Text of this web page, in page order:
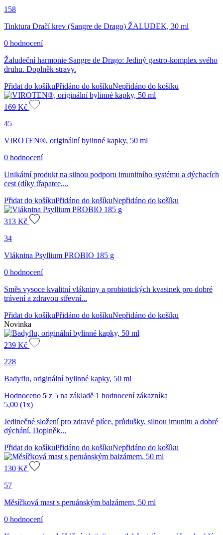
158
Tinktura Dračí krev (Sangre de Drago) ŽALUDEK, 30 ml
0 hodnocení
Žaludeční harmonie Sangre de Drago: Jediný gastro-komplex svého
druhu. Doplněk stravy.
Přidat do košíkuPřidáno do košíkuNepřidáno do košíku
169 Kč
45
VIROTEN®, originální bylinné kapky, 50 ml
0 hodnocení
Unikátní produkt na silnou podporu imunitního systému a dýchacích
cest (díky třapatce,...
Přidat do košíkuPřidáno do košíkuNepřidáno do košíku
313 Kč
34
Vláknina Psyllium PROBIO 185 g
0 hodnocení
Směs vysoce kvalitní vlákniny a probiotických kvasinek pro dobré
trávení a zdravou střevní...
Přidat do košíkuPřidáno do košíkuNepřidáno do košíku
Novinka
239 Kč
228
Badyflu, originální bylinné kapky, 50 ml
Hodnoceno 5 z 5 na základě 1 hodnocení zákazníka
5,00 (1x)
Jedinečné složení pro zdravé plíce, průdušky, silnou imunitu a dobré
dýchání. Doplněk...
Přidat do košíkuPřidáno do košíkuNepřidáno do košíku
130 Kč
57
Měsíčková mast s peruánským balzámem, 50 ml
0 hodnocení